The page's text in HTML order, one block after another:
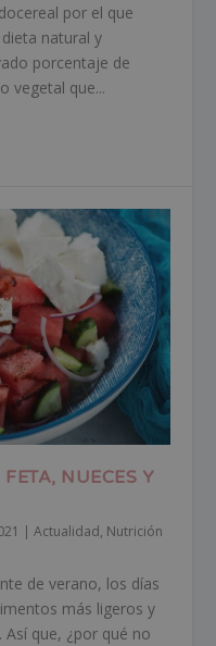
por el que
natural y
porcentaje de
vegetal que...
NUECES Y
|Actualidad, Nutrición
de verano, los días
más ligeros y
que, ¿por qué no